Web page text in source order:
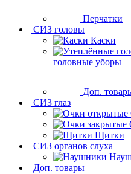
Перчатки
СИЗ головы
Каски
головные уборы
Доп.
СИЗ глаз
Щитки
СИЗ органов слуха
Доп. товары